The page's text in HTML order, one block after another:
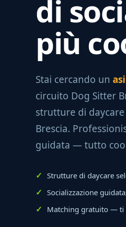
di
più
Stai cercando un
circuito Dog Sitter
strutture di
Brescia.
guidata — tutto
Strutture di daycare
Socializzazione
Matching gratuito — ti